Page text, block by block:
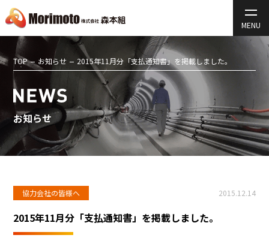
TOP お知らせ 2015年11月分「支払通知書」を掲載しました。
お知らせ
協力会社の皆様へ 2015.12.14
2015年11月分「支払通知書」を掲載しました。